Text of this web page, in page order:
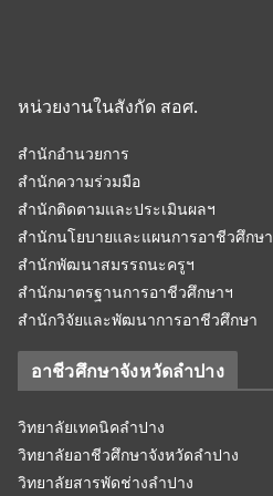
หน่วยงานในสังกัด สอศ.
สำนักอำนวยการ
สำนักความร่วมมือ
สำนักติดตามและประเมินผลฯ
สำนักนโยบายและแผนการอาชีวศึกษา
สำนักพัฒนาสมรรถนะครูฯ
สำนักมาตรฐานการอาชีวศึกษาฯ
สำนักวิจัยและพัฒนาการอาชีวศึกษา
อาชีวศึกษาจังหวัดลำปาง
วิทยาลัยเทคนิคลำปาง
วิทยาลัยอาชีวศึกษาจังหวัดลำปาง
วิทยาลัยสารพัดช่างลำปาง